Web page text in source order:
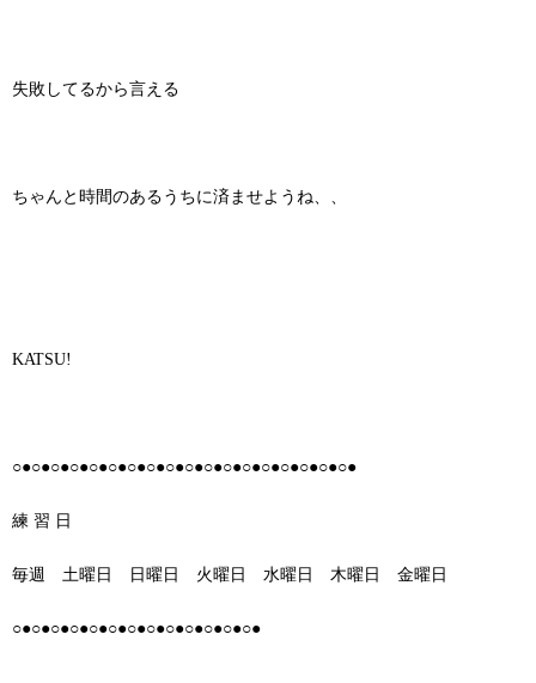
失敗してるから言える
ちゃんと時間のあるうちに済ませようね、、
KATSU!
○●○●○●○●○●○●○●○●○●○●○●○●○●○●○●○●○●○●
練 習 日
毎週 土曜日 日曜日 火曜日 水曜日 木曜日 金曜日
○●○●○●○●○●○●○●○●○●○●○●○●○●